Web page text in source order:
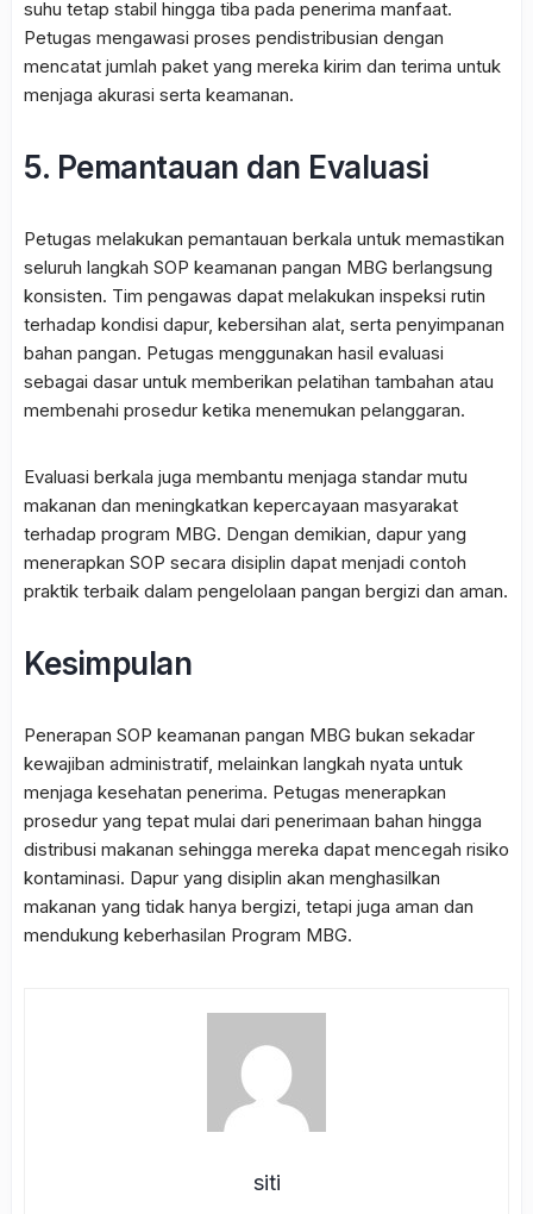
suhu tetap stabil hingga tiba pada penerima manfaat.
Petugas mengawasi proses pendistribusian dengan
mencatat jumlah paket yang mereka kirim dan terima untuk
menjaga akurasi serta keamanan.
5. Pemantauan dan Evaluasi
Petugas melakukan pemantauan berkala untuk memastikan
seluruh langkah SOP keamanan pangan MBG berlangsung
konsisten. Tim pengawas dapat melakukan inspeksi rutin
terhadap kondisi dapur, kebersihan alat, serta penyimpanan
bahan pangan. Petugas menggunakan hasil evaluasi
sebagai dasar untuk memberikan pelatihan tambahan atau
membenahi prosedur ketika menemukan pelanggaran.
Evaluasi berkala juga membantu menjaga standar mutu
makanan dan meningkatkan kepercayaan masyarakat
terhadap program MBG. Dengan demikian, dapur yang
menerapkan SOP secara disiplin dapat menjadi contoh
praktik terbaik dalam pengelolaan pangan bergizi dan aman.
Kesimpulan
Penerapan SOP keamanan pangan MBG bukan sekadar
kewajiban administratif, melainkan langkah nyata untuk
menjaga kesehatan penerima. Petugas menerapkan
prosedur yang tepat mulai dari penerimaan bahan hingga
distribusi makanan sehingga mereka dapat mencegah risiko
kontaminasi. Dapur yang disiplin akan menghasilkan
makanan yang tidak hanya bergizi, tetapi juga aman dan
mendukung keberhasilan Program MBG.
siti